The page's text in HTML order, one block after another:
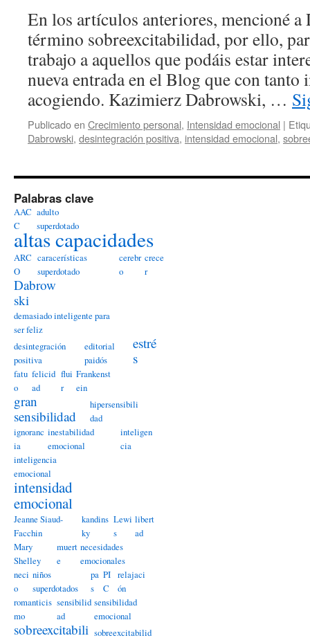
En los artículos anteriores, mencioné
término sobreexcitabilidad, por ello,
trabajo a aquellos que podáis estar
nueva entrada en el Blog que con tanto
acogiendo. Kazimierz Dabrowski, …
Publicado en Crecimiento personal, Intensidad emocional |
Dabrowski, desintegración positiva, intensidad emocional,
Palabras clave
AAC
C
adulto
superdotado
altas capacidades
ARC
O
caracerísticas
superdotado
cerebr
o
crece
r
Dabrow
ski
demasiado inteligente para
ser feliz
desintegración
positiva
editorial
paidós
estré
s
fatu
o
felicid
ad
flui
r
Frankenst
ein
gran
sensibilidad
hipersensibili
dad
ignoranc
ia
inestabilidad
emocional
inteligen
cia
inteligencia
emocional
intensidad
emocional
Jeanne Siaud-
Facchin
kandins
ky
Lewi
s
libert
ad
Mary
Shelley
muert
e
necesidades
emocionales
neci
o
niños
superdotados
pa
s
PI
C
relajaci
ón
romanticis
mo
sensibilid
ad
sensibilidad
emocional
sobreexcitabili sobreexcitabilid